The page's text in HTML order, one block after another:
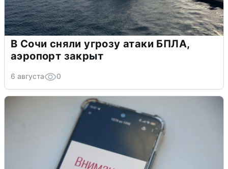
В Сочи сняли угрозу атаки БПЛА,
аэропорт закрыт
6 августа 0